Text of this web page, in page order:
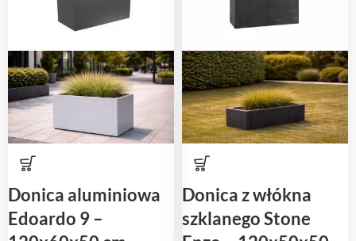
Donica aluminiowa
Edoardo 9 –
Donica z włókna
szklanego Stone